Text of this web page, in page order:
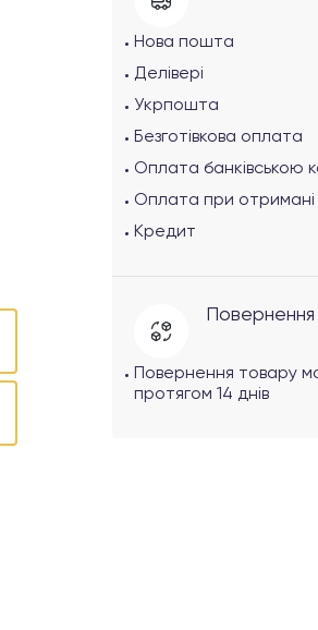
Нова пошта
Делівері
Укрпошта
Безготівкова оплата
Оплата банківською
Оплата при отримані
Кредит
Повернення товару
протягом 14 днів